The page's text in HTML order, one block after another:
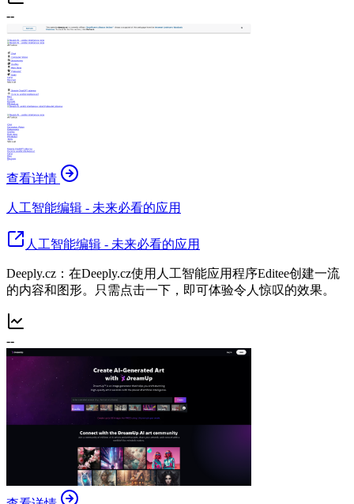
--
查看详情
人工智能编辑 - 未来必看的应用
人工智能编辑 - 未来必看的应用
Deeply.cz：在Deeply.cz使用人工智能应用程序Editee创建一流
的内容和图形。只需点击一下，即可体验令人惊叹的效果。
--